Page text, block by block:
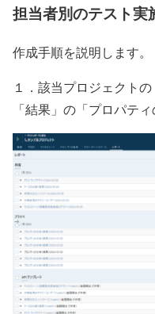
担当者別のテスト実
作成手順を説明します。
１．該当プロジェクト
「結果」の「プロパテ